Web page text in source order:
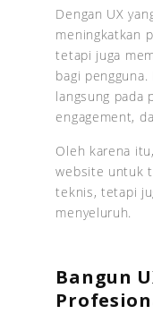
Dengan UX
meningkatkan
tetapi juga
bagi
langsung pada
engagement,
Oleh karena
website untuk
teknis, tetapi
menyeluruh.
Bangun